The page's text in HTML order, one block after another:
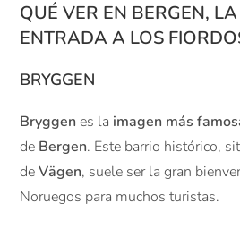
QUÉ VER EN BERGEN,
ENTRADA A LOS
BRYGGEN
Bryggen es la imagen más
de Bergen. Este barrio histórico,
deVägen, suele ser la gran
Noruegos para muchos turistas.